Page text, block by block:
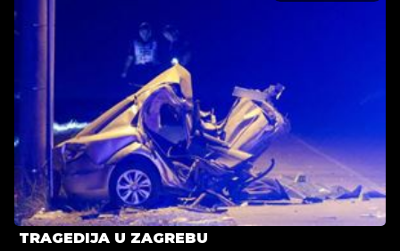
TRAGEDIJA U ZAGREBU